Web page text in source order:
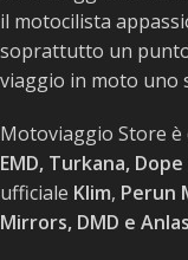
il motocilista
soprattutto un
viaggio in moto uno
Motoviaggio Store è
EMD, Turkana,
ufficiale Klim, Perun
Mirrors, DMD e Anlas